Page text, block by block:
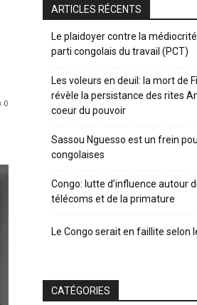
0
ARTICLES RÉCENTS
Le plaidoyer contre la
parti congolais du travail (PCT)
Les voleurs en deuil: la mort de
révèle la persistance des rites
coeur du pouvoir
Sassou Nguesso est un frein
congolaises
Congo: lutte d’influence autour
télécoms et de la primature
Le Congo serait en faillite selon
CATÉGORIES